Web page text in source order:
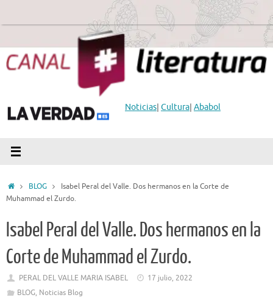
Noticias| Cultura| Ababol
InicioBLOG
Isabel Peral del Valle. Dos hermanos en la Corte de
Muhammad el Zurdo.
Isabel Peral del Valle. Dos hermanos en la
Corte de Muhammad el Zurdo.
PERAL DEL VALLE MARIA ISABEL
17 julio, 2022
BLOG, Noticias Blog